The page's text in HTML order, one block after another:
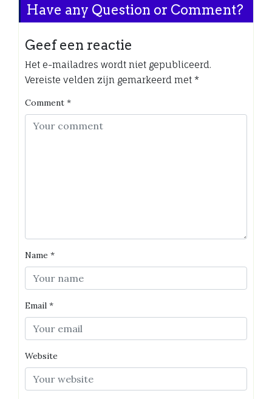
Have any Question or Comment?
Geef een reactie
Het e-mailadres wordt niet gepubliceerd.
Vereiste velden zijn gemarkeerd met *
Comment *
Name *
Email *
Website